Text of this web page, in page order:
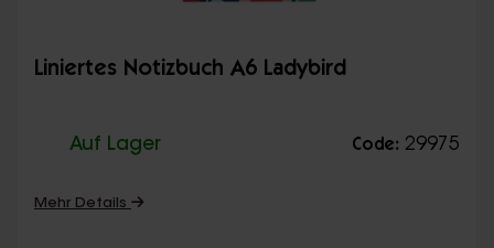
Liniertes Notizbuch A6 Ladybird
Auf Lager Code: 29975
Mehr Details